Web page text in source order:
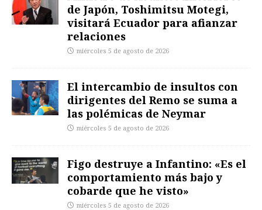
de Japón, Toshimitsu Motegi,
visitará Ecuador para afianzar
relaciones
miércoles 5 de agosto de 2026
El intercambio de insultos con
dirigentes del Remo se suma a
las polémicas de Neymar
miércoles 5 de agosto de 2026
Figo destruye a Infantino: «Es el
comportamiento más bajo y
cobarde que he visto»
miércoles 5 de agosto de 2026